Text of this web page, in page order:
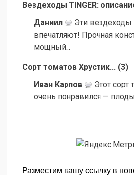
Вездеходы TINGER:
Даниил
Эти вездеходы
впечатляют! Прочная
мощный...
Сорт томатов Хрустик... (3)
Иван Карпов
Этот сорт
очень понравился —
Разместим вашу ссылку в